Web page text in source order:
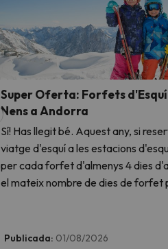
Super Oferta: Forfets
Nens a Andorra
Sí! Has llegit bé. Aquest any, si
viatge d'esquí a les estacions
per cada forfet d'almenys 4 dies
el mateix nombre de dies de forfet
Publicada: 01/08/2026